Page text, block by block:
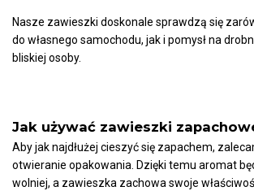
Nasze zawieszki doskonale sprawdzą się
do własnego samochodu, jak i pomysł na
bliskiej osoby.
Jak używać zawieszki
Aby jak najdłużej cieszyć się zapachem,
otwieranie opakowania. Dzięki temu aromat
wolniej, a zawieszka zachowa swoje